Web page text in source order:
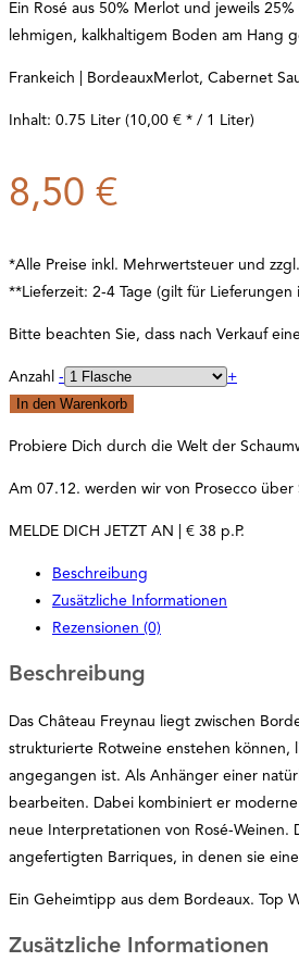
Ein Rosé aus 50% Merlot und jeweils
lehmigen, kalkhaltigem Boden am Hang
Frankeich | BordeauxMerlot, Cabernet
Inhalt: 0.75 Liter (10,00 € * / 1 Liter)
8,50 €
*Alle Preise inkl. Mehrwertsteuer und
**Lieferzeit: 2-4 Tage (gilt für Lieferungen
Bitte beachten Sie, dass nach Verkauf
Anzahl - +
In den Warenkorb
Probiere Dich durch die Welt der
Am 07.12. werden wir von Prosecco
MELDE DICH JETZT AN | € 38 p.P.
Beschreibung
Zusätzliche Informationen
Rezensionen (0)
Beschreibung
Das Château Freynau liegt zwischen
strukturierte Rotweine enstehen können,
angegangen ist. Als Anhänger einer
bearbeiten. Dabei kombiniert er
neue Interpretationen von Rosé-Weinen.
angefertigten Barriques, in denen sie
Ein Geheimtipp aus dem Bordeaux. Top
Zusätzliche Informationen